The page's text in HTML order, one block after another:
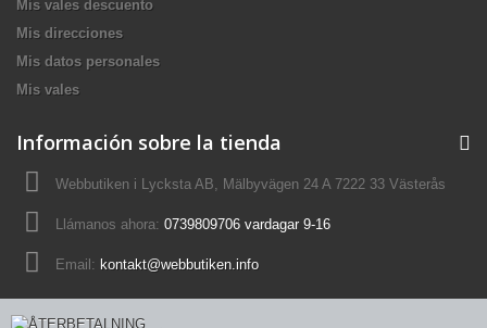
Mis vales descuento
Mis direcciones
Mis datos personales
Mis vales
Información sobre la tienda
Webbutiken i Lycksta AB, Mälbyvägen 24 A 7222 33 Västerås
Llámanos ahora: 0739809706 vardagar 9-16
Email: kontakt@webbutiken.info